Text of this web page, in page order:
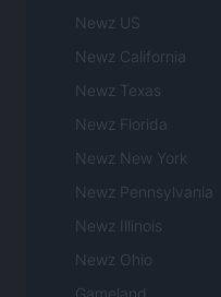
Newz US
Newz California
Newz Texas
Newz Florida
Newz New York
Newz Pennsylvania
Newz Illinois
Newz Ohio